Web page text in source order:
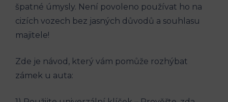
špatné úmysly. Není povoleno používat ho na
cizích vozech bez jasných důvodů a souhlasu
majitele!
Zde je návod, který vám pomůže rozhýbat
zámek u auta: